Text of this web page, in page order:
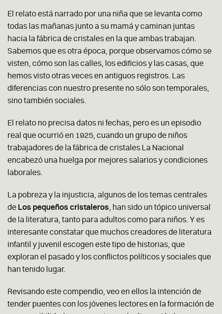
El relato está narrado por una niña que se levanta como
todas las mañanas junto a su mamá y caminan juntas
hacia la fábrica de cristales en la que ambas trabajan.
Sabemos que es otra época, porque observamos cómo se
visten, cómo son las calles, los edificios y las casas, que
hemos visto otras veces en antiguos registros. Las
diferencias con nuestro presente no sólo son temporales,
sino también sociales.
El relato no precisa datos ni fechas, pero es un episodio
real que ocurrió en 1925, cuando un grupo de niños
trabajadores de la fábrica de cristales La Nacional
encabezó una huelga por mejores salarios y condiciones
laborales.
La pobreza y la injusticia, algunos de los temas centrales
de Los pequeños cristaleros , han sido un tópico universal
de la literatura, tanto para adultos como para niños. Y es
interesante constatar que muchos creadores de literatura
infantil y juvenil escogen este tipo de historias, que
exploran el pasado y los conflictos políticos y sociales que
han tenido lugar.
Revisando este compendio, veo en ellos la intención de
tender puentes con los jóvenes lectores en la formación de